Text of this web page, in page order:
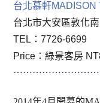
台北慕軒MADISON
台北市大安區敦化
TEL：7726-6699
Price：綠景客房